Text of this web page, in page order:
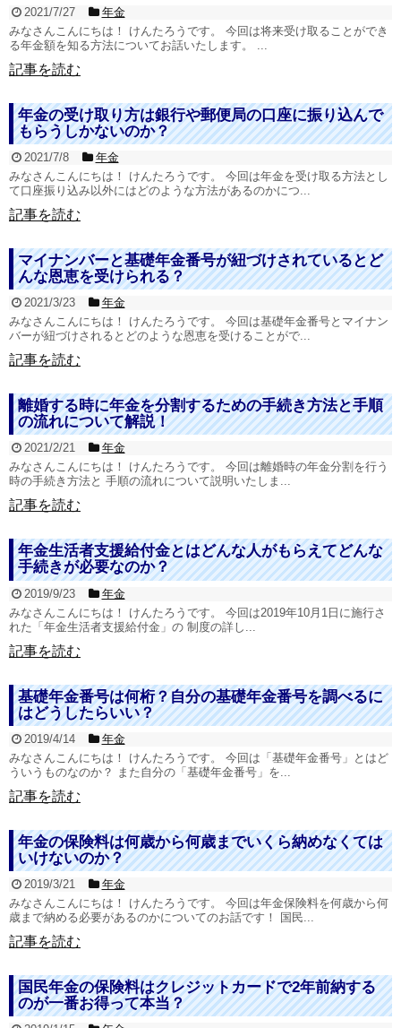
2021/7/27
年金
みなさんこんにちは！ けんたろうです。 今回は将来受け取ることができ
る年金額を知る方法についてお話いたします。 ...
記事を読む
年金の受け取り方は銀行や郵便局の口座に振り込んで
もらうしかないのか？
2021/7/8
年金
みなさんこんにちは！ けんたろうです。 今回は年金を受け取る方法とし
て口座振り込み以外にはどのような方法があるのかにつ...
記事を読む
マイナンバーと基礎年金番号が紐づけされているとど
んな恩恵を受けられる？
2021/3/23
年金
みなさんこんにちは！ けんたろうです。 今回は基礎年金番号とマイナン
バーが紐づけされるとどのような恩恵を受けることがで...
記事を読む
離婚する時に年金を分割するための手続き方法と手順
の流れについて解説！
2021/2/21
年金
みなさんこんにちは！ けんたろうです。 今回は離婚時の年金分割を行う
時の手続き方法と 手順の流れについて説明いたしま...
記事を読む
年金生活者支援給付金とはどんな人がもらえてどんな
手続きが必要なのか？
2019/9/23
年金
みなさんこんにちは！ けんたろうです。 今回は2019年10月1日に施行さ
れた「年金生活者支援給付金」の 制度の詳し...
記事を読む
基礎年金番号は何桁？自分の基礎年金番号を調べるに
はどうしたらいい？
2019/4/14
年金
みなさんこんにちは！ けんたろうです。 今回は「基礎年金番号」とはど
ういうものなのか？ また自分の「基礎年金番号」を...
記事を読む
年金の保険料は何歳から何歳までいくら納めなくては
いけないのか？
2019/3/21
年金
みなさんこんにちは！ けんたろうです。 今回は年金保険料を何歳から何
歳まで納める必要があるのかについてのお話です！ 国民...
記事を読む
国民年金の保険料はクレジットカードで2年前納する
のが一番お得って本当？